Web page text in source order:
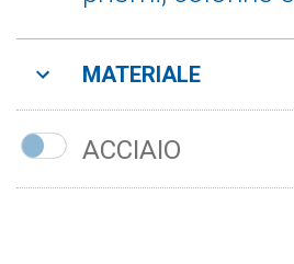
Boccole di foratura , DIN 179
Elementi per mascheraggi
MATERIALE
ACCIAIO